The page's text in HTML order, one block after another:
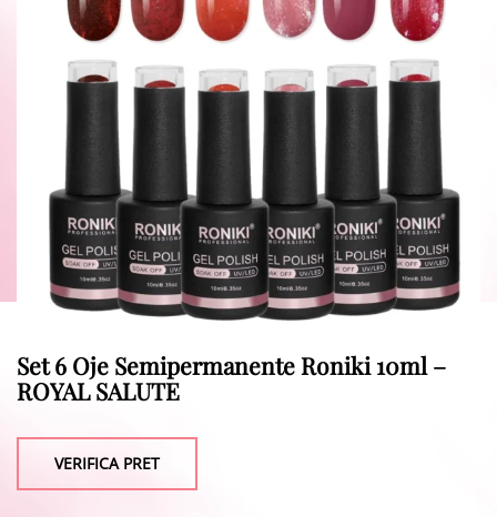
Set 6 Oje Semipermanente Roniki 10ml –
ROYAL SALUTE
VERIFICA PRET